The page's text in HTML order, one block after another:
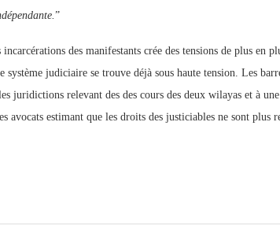
”
des manifestants crée des tensions de plus en
judiciaire se trouve déjà sous haute tension. Les
juridictions relevant des des cours des deux wilayas et à
avocats estimant que les droits des justiciables ne sont plus